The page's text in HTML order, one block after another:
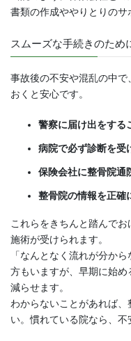
書類の作成ややりとりのサ
スムーズな手続きのため
事故後の不安や混乱の中
おくと安心です。
警察に届け出をする
病院で必ず診断を受
保険会社に整骨院通
整骨院の情報を正確
これらをきちんと踏んで
施術が受けられます。
「なんとなく流れが分か
方もいますが、早期に始め
減らせます。
わからないことがあれば
い。慣れている院なら、不